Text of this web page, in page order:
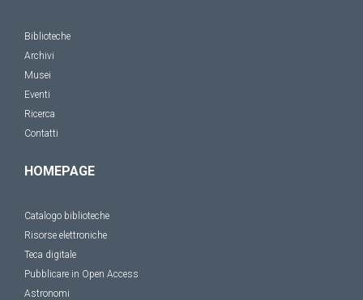
Biblioteche
Archivi
Musei
Eventi
Ricerca
Contatti
HOMEPAGE
Catalogo biblioteche
Risorse elettroniche
Teca digitale
Pubblicare in Open Access
Astronomi